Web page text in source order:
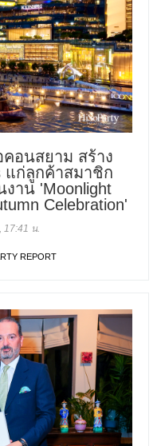
อนสยาม สร้าง
แก่ลูกค้าสมาชิก
งาน 'Moonlight
Celebration'
17:41 น.
REPORT